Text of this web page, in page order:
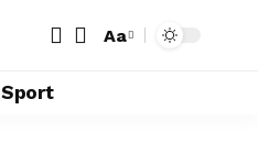
Aa
Sport